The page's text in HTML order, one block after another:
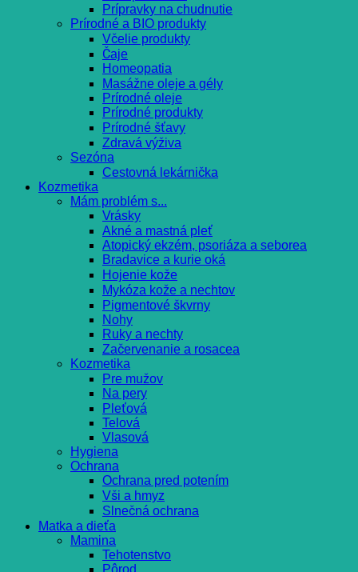
Prípravky na chudnutie
Prírodné a BIO produkty
Včelie produkty
Čaje
Homeopatia
Masážne oleje a gély
Prírodné oleje
Prírodné produkty
Prírodné šťavy
Zdravá výživa
Sezóna
Cestovná lekárnička
Kozmetika
Mám problém s...
Vrásky
Akné a mastná pleť
Atopický ekzém, psoriáza a seborea
Bradavice a kurie oká
Hojenie kože
Mykóza kože a nechtov
Pigmentové škvrny
Nohy
Ruky a nechty
Začervenanie a rosacea
Kozmetika
Pre mužov
Na pery
Pleťová
Telová
Vlasová
Hygiena
Ochrana
Ochrana pred potením
Vši a hmyz
Slnečná ochrana
Matka a dieťa
Mamina
Tehotenstvo
Pôrod